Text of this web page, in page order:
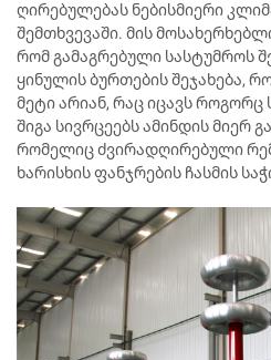
ღირებულებას ნებისმიერი
შემთხვევაში. მის
რომ გამაგრებული სასტუმროს
ყინულის ბურთების შეჯახება,
მეტი არიან, რაც იცავს როგორც
შიგა სივრცეებს ამინდის მიერ
რომელიც ძვირადღირებული
ხარისხის ფანჯრების ჩასმის